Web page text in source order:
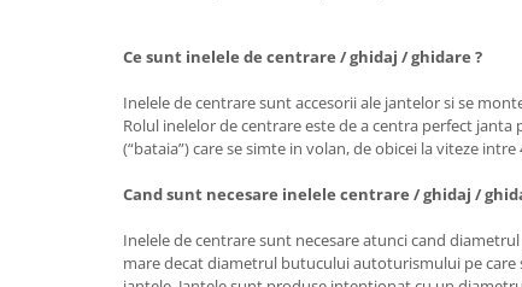
Ce sunt inelele de centrare / ghidaj / ghidare ?
Inelele de centrare sunt accesorii ale jantelor si se
Rolul inelelor de centrare este de a centra perfect
(“bataia”) care se simte in volan, de obicei la viteze
Cand sunt necesare inelele centrare / ghidaj /
Inelele de centrare sunt necesare atunci cand
mare decat diametrul butucului autoturismului pe